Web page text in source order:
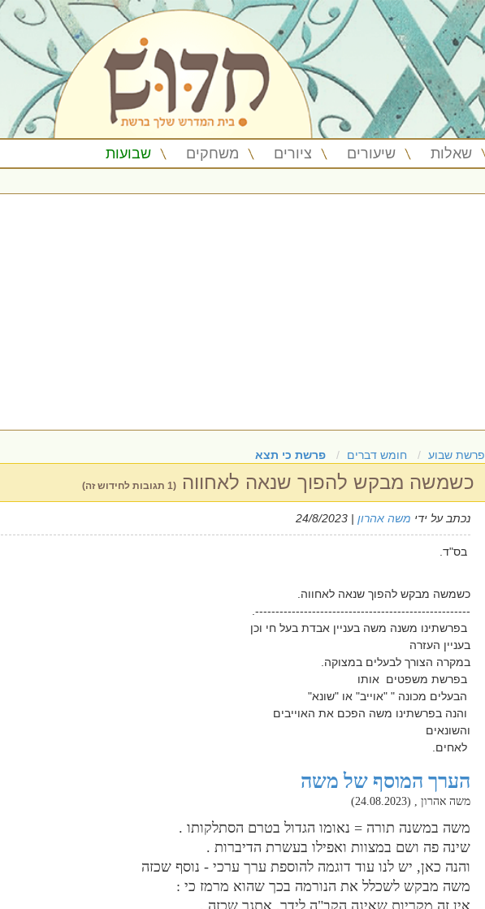
שאלות שיעורים ציורים משחקים שבועות
פרשת שבוע חומש דברים פרשת כי תצא
כשמשה מבקש להפוך שנאה לאחווה (1 תגובות לחידוש זה)
נכתב על ידי משה אהרון | 24/8/2023
בס"ד.
כשמשה מבקש להפוך שנאה לאחווה.
-----------------------------------------------------.
בפרשתינו משנה משה בעניין אבדת בעל חי וכן
בעניין העזרה
במקרה הצורך לבעלים במצוקה.
בפרשת משפטים אותו
הבעלים מכונה " "אוייב" או "שונא"
והנה בפרשתינו משה הפכם את האוייבים
והשונאים
לאחים.
הערך המוסף של משה
משה אהרון , (24.08.2023)
משה במשנה תורה = נאומו הגדול בטרם הסתלקותו .
שינה פה ושם במצוות ואפילו בעשרת הדיברות .
והנה כאן, יש לנו עוד דוגמה להוספת ערך ערכי - נוסף שכזה
משה מבקש לשכלל את הנורמה בכך שהוא מרמז כי :
אין זה מקריות שאינה הקב"ה לידך, אתגר שכזה .